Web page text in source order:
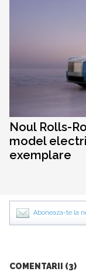
Noul Rolls-
model
exemplare
Aboneaza-te la
COMENTARII (3)